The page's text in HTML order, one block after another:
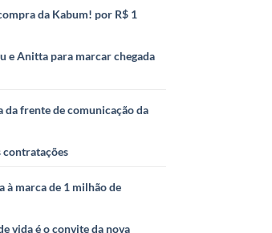
da Kabum! por R$ 1
e Anitta para marcar chegada
da frente de comunicação da
contratações
à marca de 1 milhão de
vida é o convite da nova